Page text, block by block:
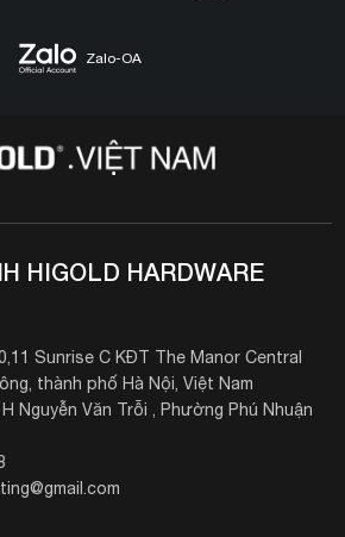
Zalo-OA
HIGOLD HARDWARE
Sunrise C KĐT The Manor Central
thành phố Hà Nội, Việt Nam
Nguyễn Văn Trỗi , Phường Phú Nhuận